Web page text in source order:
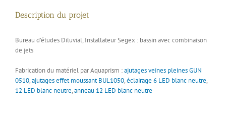
Description du projet
Bureau d’études Diluvial, Installateur Segex : bassin avec combinaison
de jets
Fabrication du matériel par Aquaprism :ajutages veines pleines GUN
0510,ajutages effet moussant BUL1050,éclairage 6 LED blanc neutre,
12 LED blanc neutre,anneau 12 LED blanc neutre